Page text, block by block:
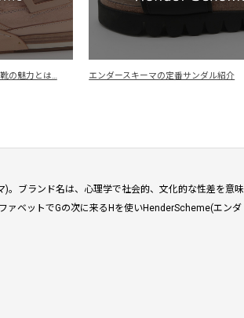
の魅力とは… エンダースキーマの定番サンダル紹介
。ブランド名は、心理学で社会的、文化的な性差を意味
ベットでGの次に来るHを使いHenderScheme(エンダ